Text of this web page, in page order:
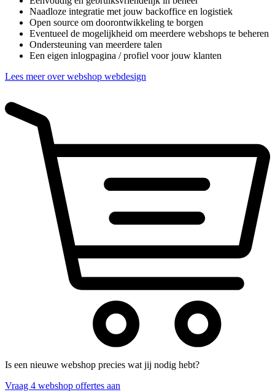
Naadloze integratie met jouw backoffice en logistiek
Open source om doorontwikkeling te borgen
Eventueel de mogelijkheid om meerdere webshops te beheren
Ondersteuning van meerdere talen
Een eigen inlogpagina / profiel voor jouw klanten
Lees meer over webshop webdesign
Is een nieuwe webshop precies wat jij nodig hebt?
Vraag 4 webshop offertes aan